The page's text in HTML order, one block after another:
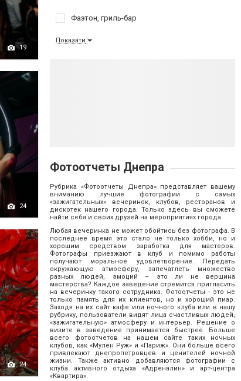
19
24
24
Фаэтон, гриль-бар
Показати
Фотоотчеты Днепра
Рубрика «Фотоотчеты Днепра» представляет вашему
вниманию лучшие фотографии с самых
«зажигательных» вечеринок, клубов, ресторанов и
дискотек нашего города. Только здесь вы сможете
найти себя и своих друзей на мероприятиях города.
Любая вечеринка не может обойтись без фотографа. В
последнее время это стало не только хобби, но и
хорошим средством заработка для мастеров.
Фотографы приезжают в клуб и помимо работы
получают моральное удовлетворение. Передать
окружающую атмосферу, запечатлеть множество
разных людей, эмоций – это ли не вершина
мастерства? Каждое заведение стремится пригласить
на вечеринку такого сотрудника. Фотоотчеты - это не
только память для их клиентов, но и хороший пиар.
Заходя на их сайт кафе или ночного клуба или в нашу
рубрику, пользователи видят лица счастливых людей,
«зажигательную» атмосферу и интерьер. Решение о
визите в заведение принимается быстрее. Больше
всего фотоотчетов на нашем сайте таких ночных
клубов, как «Мулен Руж» и «Париж». Они больше всего
привлекают днепропетровцев и ценителей ночной
жизни. Также активно добавляются фотографии с
клуба активного отдыха «Адреналин» и арт-центра
«Квартира».